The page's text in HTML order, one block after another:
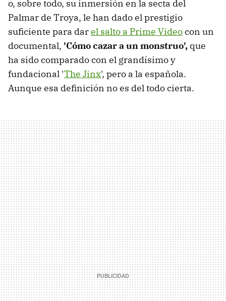
o, sobre todo, su inmersión en la secta del
Palmar de Troya, le han dado el prestigio
suficiente para darel salto a Prime Videocon un
documental, 'Cómo cazar a un monstruo', que
ha sido comparado con el grandísimo y
fundacional 'The Jinx', pero a la española.
Aunque esa definición no es del todo cierta.